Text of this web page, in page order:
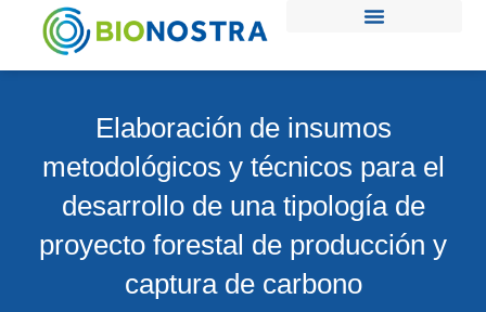
Elaboración de insumos
metodológicos y técnicos para el
desarrollo de una tipología de
proyecto forestal de producción y
captura de carbono